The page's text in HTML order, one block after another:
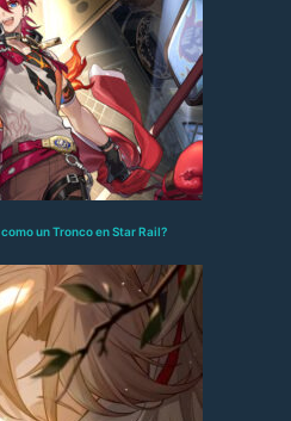
un Tronco en Star Rail?